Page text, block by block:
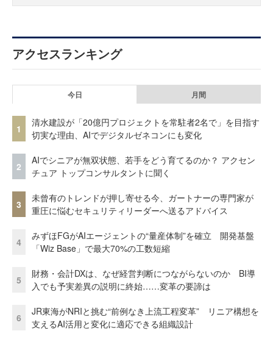
アクセスランキング
今日 月間
1
清水建設が「20億円プロジェクトを常駐者2名で」を目指す
切実な理由、AIでデジタルゼネコンにも変化
2
AIでシニアが無双状態、若手をどう育てるのか？ アクセン
チュア トップコンサルタントに聞く
3
未曾有のトレンドが押し寄せる今、ガートナーの専門家が
重圧に悩むセキュリティリーダーへ送るアドバイス
4
みずほFGがAIエージェントの“量産体制”を確立 開発基盤
「Wiz Base」で最大70%の工数短縮
5
財務・会計DXは、なぜ経営判断につながらないのか BI導
入でも予実差異の説明に終始……変革の要諦は
6
JR東海がNRIと挑む“前例なき上流工程変革” リニア構想を
支えるAI活用と変化に適応できる組織設計